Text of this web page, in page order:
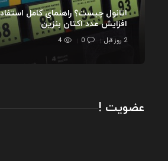
اتانول چیست؟ راهنمای کامل
افزایش عدد اکتان بنزین
2 روز قبل 0
4
عضویت !